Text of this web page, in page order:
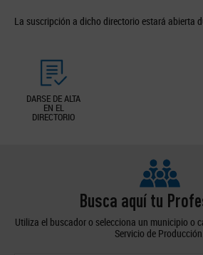
La suscripción a dicho directorio estará abierta
DARSE DE ALTA
EN EL
DIRECTORIO
Busca aquí tu
Utiliza el buscador o selecciona un municipio o
Servicio de Producción.